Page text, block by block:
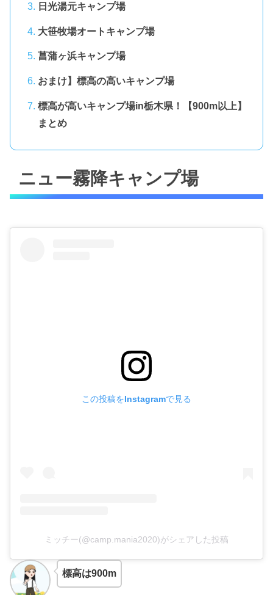
日光湯元キャンプ場
大笹牧場オートキャンプ場
菖蒲ヶ浜キャンプ場
おまけ】標高の高いキャンプ場
標高が高いキャンプ場in栃木県！【900m以上】
まとめ
ニュー霧降キャンプ場
この投稿をInstagramで見る
ミッチー(@camp.mania2020)がシェアした投稿
標高は900m